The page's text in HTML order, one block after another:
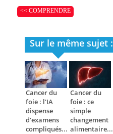
<< COMPRENDRE
Sur le même sujet :
Cancer du
foie : l'IA
dispense
d’examens
compliqués...
Cancer du
foie : ce
simple
changement
alimentaire...